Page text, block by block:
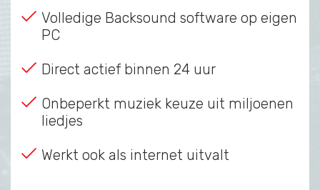
Volledige Backsound software op eigen
PC
Direct actief binnen 24 uur
Onbeperkt muziek keuze uit miljoenen
liedjes
Werkt ook als internet uitvalt